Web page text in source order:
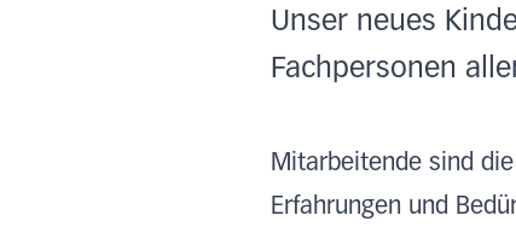
Unser neues
Fachpersonen
Mitarbeitende sind
Erfahrungen und